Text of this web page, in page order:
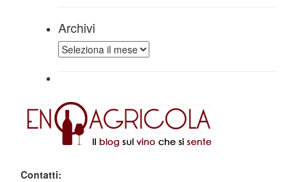
Archivi
Archivi
Contatti: